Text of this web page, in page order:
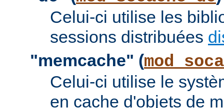
Celui-ci utilise les
sessions distribuées
"memcache" (
Celui-ci utilise le
en cache d'objets de